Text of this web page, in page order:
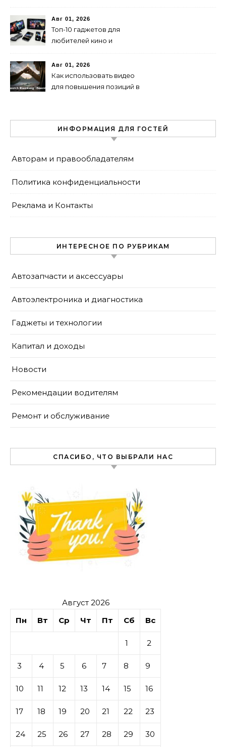
Авг 01, 2026
Топ-10 гаджетов для
любителей кино и
Авг 01, 2026
Как использовать видео
для повышения позиций в
ИНФОРМАЦИЯ ДЛЯ ГОСТЕЙ
Авторам и правообладателям
Политика конфиденциальности
Реклама и Контакты
ИНТЕРЕСНОЕ ПО РУБРИКАМ
Автозапчасти и аксессуары
Автоэлектроника и диагностика
Гаджеты и технологии
Капитал и доходы
Новости
Рекомендации водителям
Ремонт и обслуживание
СПАСИБО, ЧТО ВЫБРАЛИ НАС
Август 2026
Пн
Вт Ср Чт Пт Сб Вс
1 2
3 4 5 6 7 8 9
10 11 12 13 14 15 16
17 18 19 20 21 22 23
24 25 26 27 28 29 30